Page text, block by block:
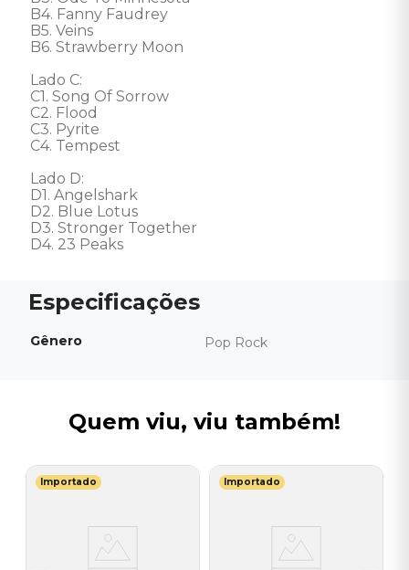
B4. Fanny Faudrey
B5. Veins
B6. Strawberry Moon
Lado C:
C1. Song Of Sorrow
C2. Flood
C3. Pyrite
C4. Tempest
Lado D:
D1. Angelshark
D2. Blue Lotus
D3. Stronger Together
D4. 23 Peaks
Gênero Pop Rock
Quem viu, viu também!
Importado Importado